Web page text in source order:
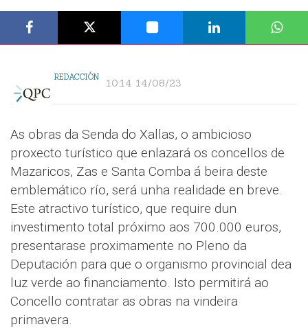
REDACCIÓN 10:14 14/08/23
As obras da Senda do Xallas, o ambicioso
proxecto turístico que enlazará os concellos de
Mazaricos, Zas e Santa Comba á beira deste
emblemático río, será unha realidade en breve.
Este atractivo turístico, que require dun
investimento total próximo aos 700.000 euros,
presentarase proximamente no Pleno da
Deputación para que o organismo provincial dea
luz verde ao financiamento. Isto permitirá ao
Concello contratar as obras na vindeira
primavera.